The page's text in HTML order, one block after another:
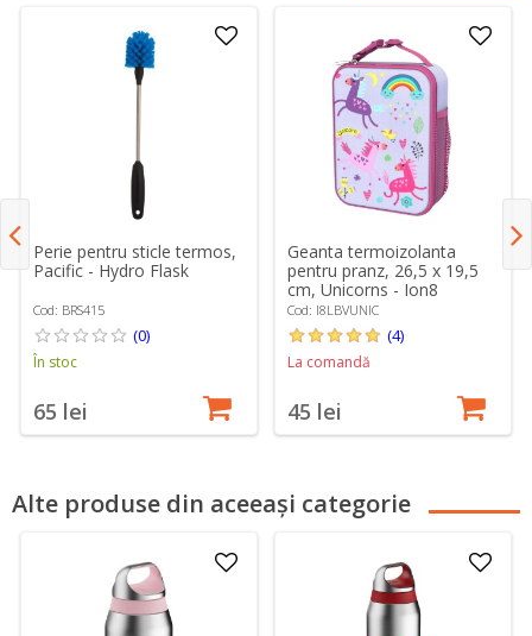
Perie pentru sticle termos,
Pacific - Hydro Flask
Cod: BRS415
(0)
În stoc
65 lei
Geanta termoizolanta
pentru pranz, 26,5 x 19,5
cm, Unicorns - Ion8
Cod: I8LBVUNIC
(4)
La comandă
45 lei
Alte produse din aceeași categorie